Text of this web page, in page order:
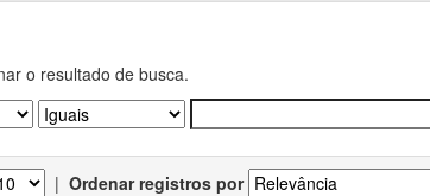
o resultado de busca.
| Ordenar registros por